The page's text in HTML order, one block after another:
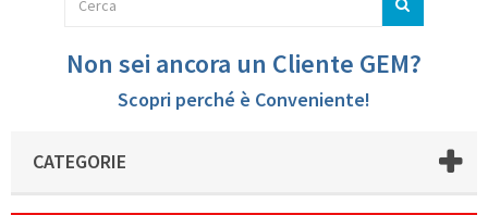
Non sei ancora un Cliente GEM?
Scopri perché è Conveniente!
CATEGORIE